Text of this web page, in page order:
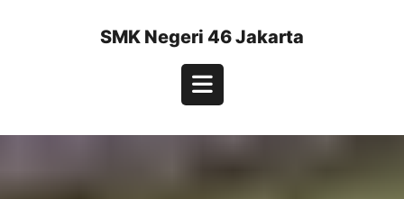
SMK Negeri 46 Jakarta
Open
Button